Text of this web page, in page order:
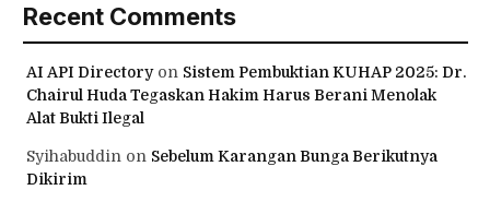
Recent Comments
AI API Directoryon Sistem Pembuktian KUHAP 2025: Dr.
Chairul Huda Tegaskan Hakim Harus Berani Menolak
Alat Bukti Ilegal
Syihabuddin on Sebelum Karangan Bunga Berikutnya
Dikirim